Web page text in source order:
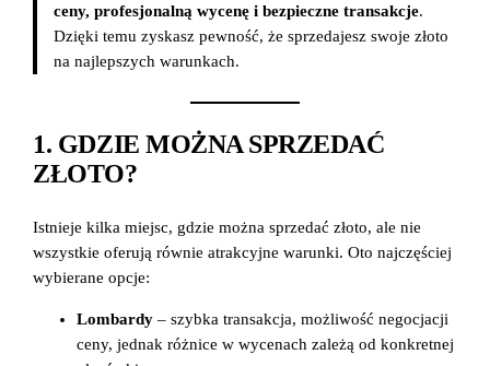
ceny, profesjonalną wycenę i bezpieczne transakcje.
Dzięki temu zyskasz pewność, że sprzedajesz swoje złoto
na najlepszych warunkach.
1. GDZIE MOŻNA SPRZEDAĆ
ZŁOTO?
Istnieje kilka miejsc, gdzie można sprzedać złoto, ale nie
wszystkie oferują równie atrakcyjne warunki. Oto najczęściej
wybierane opcje:
Lombardy – szybka transakcja, możliwość negocjacji
ceny, jednak różnice w wycenach zależą od konkretnej